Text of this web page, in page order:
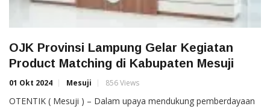
OJK Provinsi Lampung Gelar Kegiatan
Product Matching di Kabupaten Mesuji
01 Okt 2024 Mesuji 856 Views
OTENTIK ( Mesuji ) – Dalam upaya mendukung pemberdayaan